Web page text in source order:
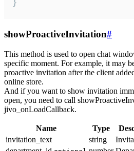
}
showProactiveInvitation#
This method is used to open chat
specific moment. For example, it may
proactive invitation after the client
online store.
And if you want to show invitation
open, you need to call
jivo_onLoadCallback.
Name Type
invitation_text
string